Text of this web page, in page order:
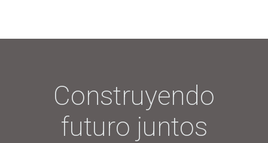
Construyendo
futuro juntos